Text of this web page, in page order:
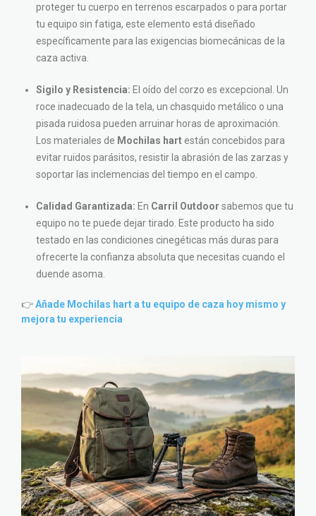
proteger tu cuerpo en terrenos escarpados o para portar
tu equipo sin fatiga, este elemento está diseñado
específicamente para las exigencias biomecánicas de la
caza activa.
Sigilo y Resistencia: El oído del corzo es excepcional. Un
roce inadecuado de la tela, un chasquido metálico o una
pisada ruidosa pueden arruinar horas de aproximación.
Los materiales de Mochilas hart están concebidos para
evitar ruidos parásitos, resistir la abrasión de las zarzas y
soportar las inclemencias del tiempo en el campo.
Calidad Garantizada: En Carril Outdoor sabemos que tu
equipo no te puede dejar tirado. Este producto ha sido
testado en las condiciones cinegéticas más duras para
ofrecerte la confianza absoluta que necesitas cuando el
duende asoma.
👉Añade Mochilas hart a tu equipo de caza hoy mismo y
mejora tu experiencia